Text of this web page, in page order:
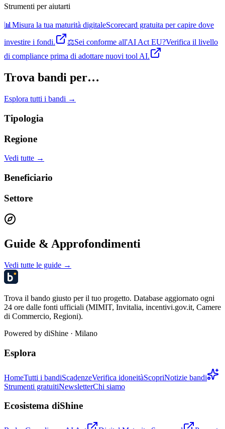
Strumenti per aiutarti
📊 Misura la tua maturità digitaleScorecard gratuita per capire dove
investire i fondi.
⚖️Sei conforme all'AI Act EU?Verifica il livello
di compliance prima di adottare nuovi tool AI.
Trova bandi per…
Esplora tutti i bandi →
Tipologia
Regione
Vedi tutte →
Beneficiario
Settore
Guide & Approfondimenti
Vedi tutte le guide →
Trova il bando giusto per il tuo progetto. Database aggiornato ogni
24 ore dalle fonti ufficiali (MIMIT, Invitalia, incentivi.gov.it, Camere
di Commercio, Regioni).
Powered by diShine · Milano
Esplora
HomeTutti i bandiScadenzeVerifica idoneitàScopriNotizie bandi
Strumenti gratuitiNewsletterChi siamo
Ecosistema diShine